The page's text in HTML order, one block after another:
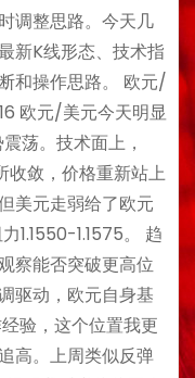
调整思路。今天几
新K线形态、技术指
和操作思路。 欧元/
欧元/美元今天明显
荡。技术面上，
收敛，价格重新站上
美元走弱给了欧元
1.1550-1.1575。 趋
察能否突破更高位
驱动，欧元自身基
验，这个位置我更
高。上周类似反弹